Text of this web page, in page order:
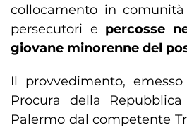
collocamento in
persecutori e percosse
giovane minorenne del
Il provvedimento,
Procura della
Palermo dal competente